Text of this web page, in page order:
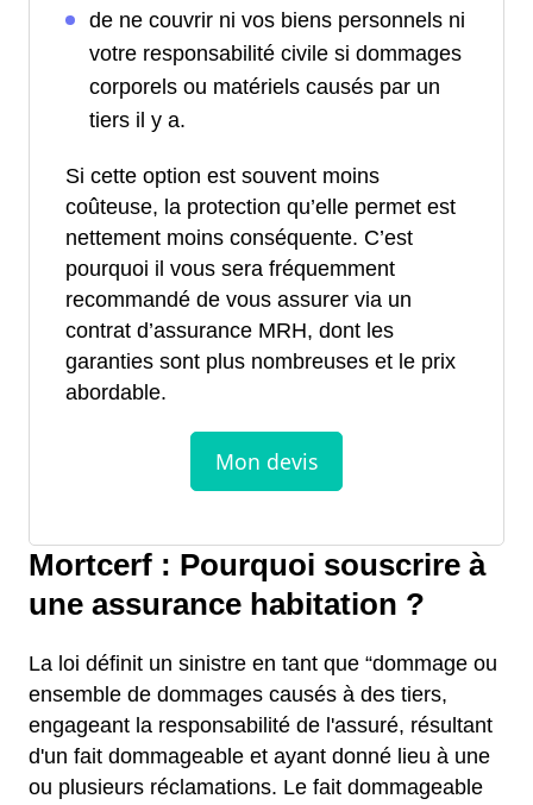
de ne couvrir ni vos biens personnels ni
votre responsabilité civile si dommages
corporels ou matériels causés par un
tiers il y a.
Si cette option est souvent moins
coûteuse, la protection qu’elle permet est
nettement moins conséquente. C’est
pourquoi il vous sera fréquemment
recommandé de vous assurer via un
contrat d’assurance MRH, dont les
garanties sont plus nombreuses et le prix
abordable.
Mortcerf : Pourquoi souscrire à
une assurance habitation ?
La loi définit un sinistre en tant que “dommage ou
ensemble de dommages causés à des tiers,
engageant la responsabilité de l'assuré, résultant
d'un fait dommageable et ayant donné lieu à une
ou plusieurs réclamations. Le fait dommageable